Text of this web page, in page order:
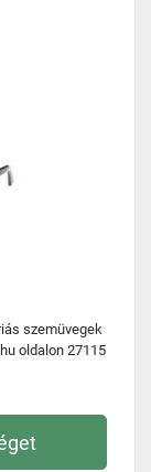
szemüvegek
oldalon 27115